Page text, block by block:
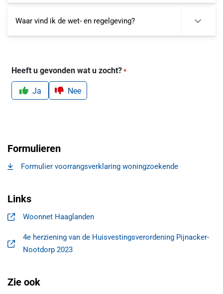
Waar vind ik de wet- en regelgeving?
Heeft u gevonden wat u zocht? *
Ja Nee
Formulieren
Formulier voorrangsverklaring woningzoekende
, opent in een nieuw tabblad
Links
Woonnet Haaglanden
, opent in een nieuw tabblad
4e herziening van de Huisvestingsverordening Pijnacker-
Nootdorp 2023
, opent in een nieuw tabblad
Zie ook